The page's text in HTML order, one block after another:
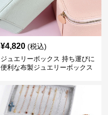
¥4,820 (税込)
ジュエリーボックス 持ち運びに
便利な布製ジュエリーボックス